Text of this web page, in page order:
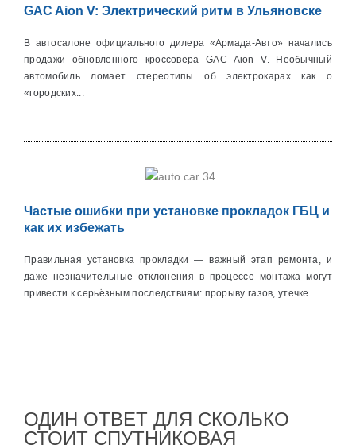
GAC Aion V: Электрический ритм в Ульяновске
В автосалоне официального дилера «Армада-Авто» начались
продажи обновленного кроссовера GAC Aion V. Необычный
автомобиль ломает стереотипы об электрокарах как о
«городских...
Частые ошибки при установке прокладок ГБЦ и
как их избежать
Правильная установка прокладки — важный этап ремонта, и
даже незначительные отклонения в процессе монтажа могут
привести к серьёзным последствиям: прорыву газов, утечке...
ОДИН ОТВЕТ ДЛЯ СКОЛЬКО
СТОИТ СПУТНИКОВАЯ